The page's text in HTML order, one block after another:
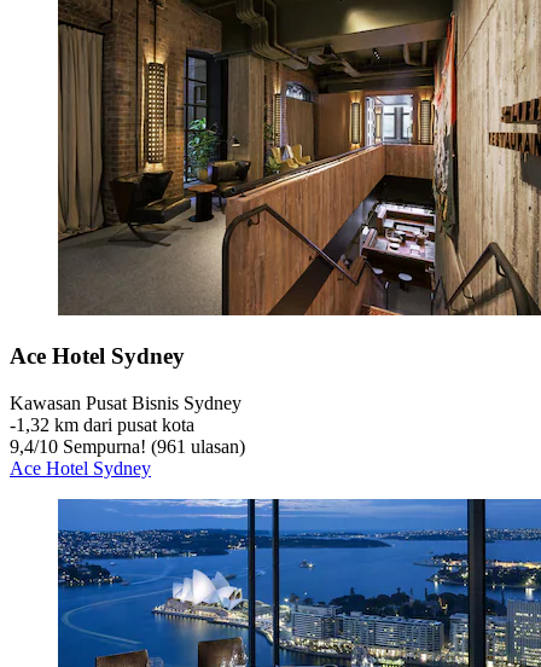
Ace Hotel Sydney
Kawasan Pusat Bisnis Sydney
‐1,32 km dari pusat kota
9,4/10 Sempurna! (961 ulasan)
Ace Hotel Sydney